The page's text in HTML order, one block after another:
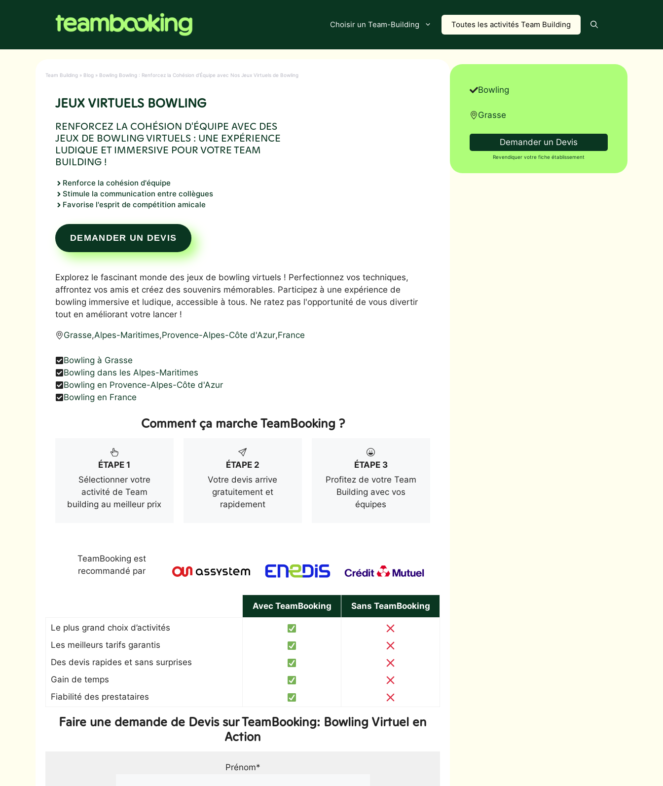
Choisir un Team-Building Toutes les activités Team Building
Team Building » Blog » Bowling Bowling : Renforcez la Cohésion d’Équipe avec Nos Jeux Virtuels de Bowling
JEUX VIRTUELS BOWLING
RENFORCEZ LA COHÉSION D'ÉQUIPE AVEC DES
JEUX DE BOWLING VIRTUELS : UNE EXPÉRIENCE
LUDIQUE ET IMMERSIVE POUR VOTRE TEAM
BUILDING !
Renforce la cohésion d'équipe
Stimule la communication entre collègues
Favorise l'esprit de compétition amicale
DEMANDER UN DEVIS
Explorez le fascinant monde des jeux de bowling virtuels ! Perfectionnez vos techniques,
affrontez vos amis et créez des souvenirs mémorables. Participez à une expérience de
bowling immersive et ludique, accessible à tous. Ne ratez pas l'opportunité de vous divertir
tout en améliorant votre lancer !
Grasse,Alpes-Maritimes,Provence-Alpes-Côte d'Azur,France
Bowling à Grasse
Bowling dans les Alpes-Maritimes
Bowling en Provence-Alpes-Côte d'Azur
Bowling en France
Comment ça marche TeamBooking ?
ÉTAPE 1
Sélectionner votre
activité de Team
building au meilleur prix
ÉTAPE 2
Votre devis arrive
gratuitement et
rapidement
ÉTAPE 3
Profitez de votre Team
Building avec vos
équipes
TeamBooking est
recommandé par
Avec TeamBooking Sans TeamBooking
Le plus grand choix d’activités
Les meilleurs tarifs garantis
Des devis rapides et sans surprises
Gain de temps
Fiabilité des prestataires
Faire une demande de Devis sur TeamBooking: Bowling Virtuel en
Action
Prénom*
Bowling
Grasse
Demander un Devis
Revendiquer votre fiche établissement